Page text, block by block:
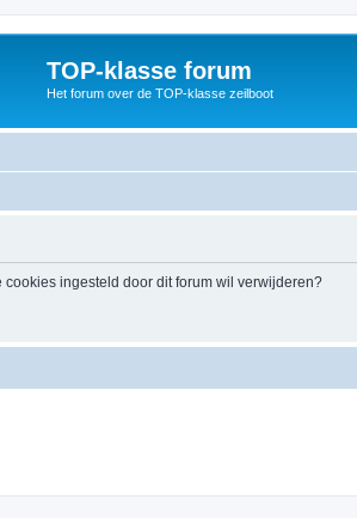
TOP-klasse forum
Het forum over de TOP-klasse zeilboot
cookies ingesteld door dit forum wil verwijderen?